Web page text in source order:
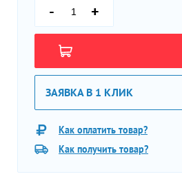
- +
ЗАЯВКА В 1 КЛИК
Как оплатить товар?
Как получить товар?